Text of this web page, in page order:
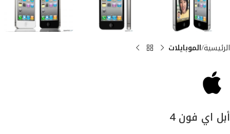
الرئيسية الموبايلات
أبل اي فون 4